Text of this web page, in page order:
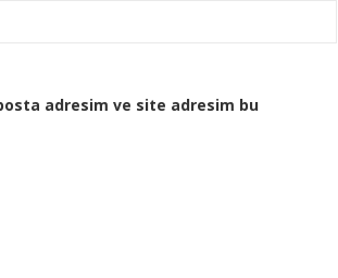
adresim ve site adresim bu